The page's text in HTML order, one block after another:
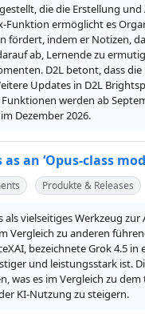
die die Erstellung
ermöglicht es
indem er Notizen,
ab, Lernende zu
D2L betont, dass
Updates in D2L
werden ab
Dezember 2026.
an ‘Opus-class
Produkte & Releases
als vielseitiges Werkzeug
Vergleich zu anderen
bezeichnete Grok 4.5
und leistungsstark ist.
was es im Vergleich zu
KI-Nutzung zu steigern.